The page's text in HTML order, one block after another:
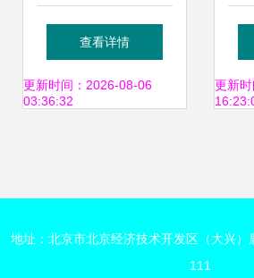
意焕新 花卉绿植租
赁与私家花园设计
查看详情
更新时间：2026-08-06
03:36:32
赁
更新
地址：北京市北京经济技术开发区（大兴
111